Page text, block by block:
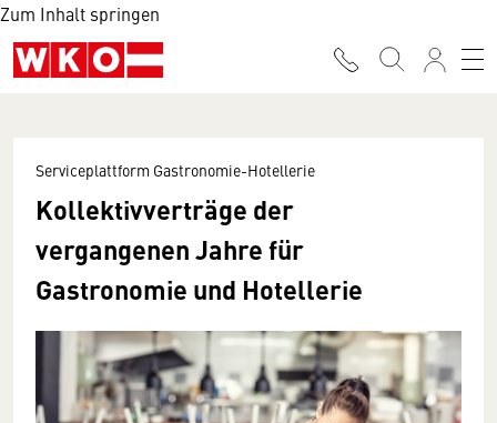
Zum Inhalt springen
Serviceplattform Gastronomie-Hotellerie
Kollektivverträge der
vergangenen Jahre für
Gastronomie und Hotellerie